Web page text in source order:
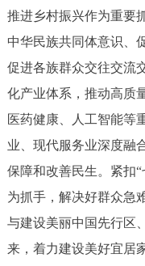
参与调查
北京概况
绿色北京
多语种
ENGLISH
推进乡村振兴作为重要
中华民族共同体意识、
促进各族群众交往交流
化产业体系，推动高质
医药健康、人工智能等
业、现代服务业深度融
保障和改善民生。紧扣
为抓手，解决好群众急
与建设美丽中国先行区
来，着力建设美好宜居